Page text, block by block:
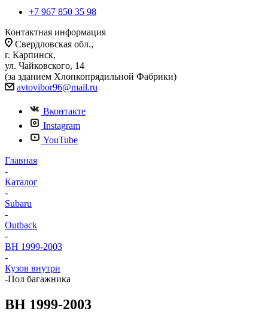
+7 967 850 35 98
Контактная информация
Свердловская обл.,
г. Карпинск,
ул. Чайковского, 14
(за зданием Хлопкопрядильной Фабрики)
avtovibor96@mail.ru
Вконтакте
Instagram
YouTube
Главная
-
Каталог
-
Subaru
-
Outback
-
BH 1999-2003
-
Кузов внутри
-Пол багажника
BH 1999-2003